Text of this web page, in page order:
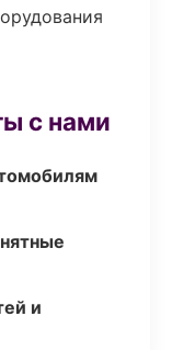
с нами
и